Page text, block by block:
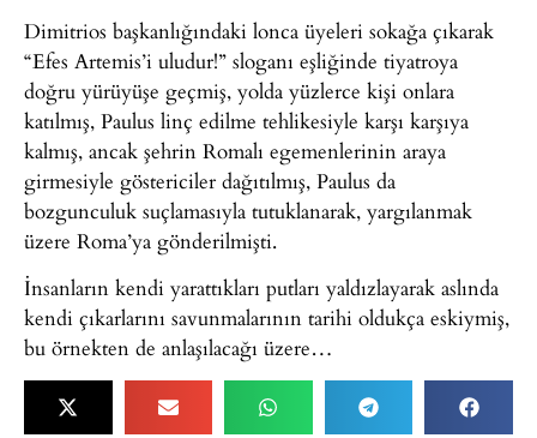
Dimitrios başkanlığındaki lonca üyeleri sokağa çıkarak
“Efes Artemis’i uludur!” sloganı eşliğinde tiyatroya
doğru yürüyüşe geçmiş, yolda yüzlerce kişi onlara
katılmış, Paulus linç edilme tehlikesiyle karşı karşıya
kalmış, ancak şehrin Romalı egemenlerinin araya
girmesiyle göstericiler dağıtılmış, Paulus da
bozgunculuk suçlamasıyla tutuklanarak, yargılanmak
üzere Roma’ya gönderilmişti.
İnsanların kendi yarattıkları putları yaldızlayarak aslında
kendi çıkarlarını savunmalarının tarihi oldukça eskiymiş,
bu örnekten de anlaşılacağı üzere…